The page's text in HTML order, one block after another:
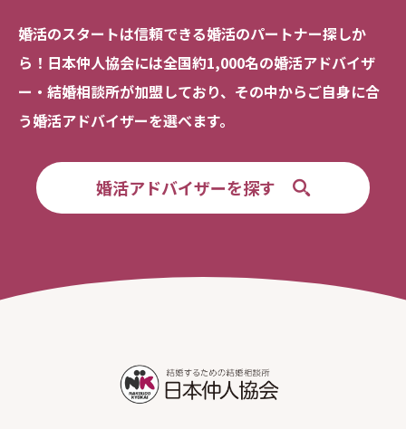
婚活のスタートは信頼できる婚活のパートナー探しか
ら！ 日本仲人協会には全国約1,000名の婚活アドバイザ
ー・結婚相談所が加盟しており、 その中からご自身に合
う婚活アドバイザーを選べます。
婚活アドバイザーを探す